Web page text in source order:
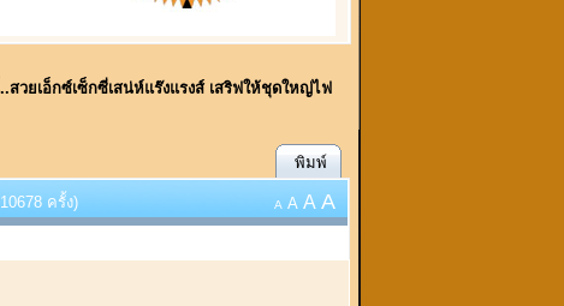
..สวยเอ็กซ์เซ็กซี่เสน่ห์แร๊งแรงส์ เสริฟให้ชุดใหญ่ไฟ
พิมพ์
ครั้ง) A A A A